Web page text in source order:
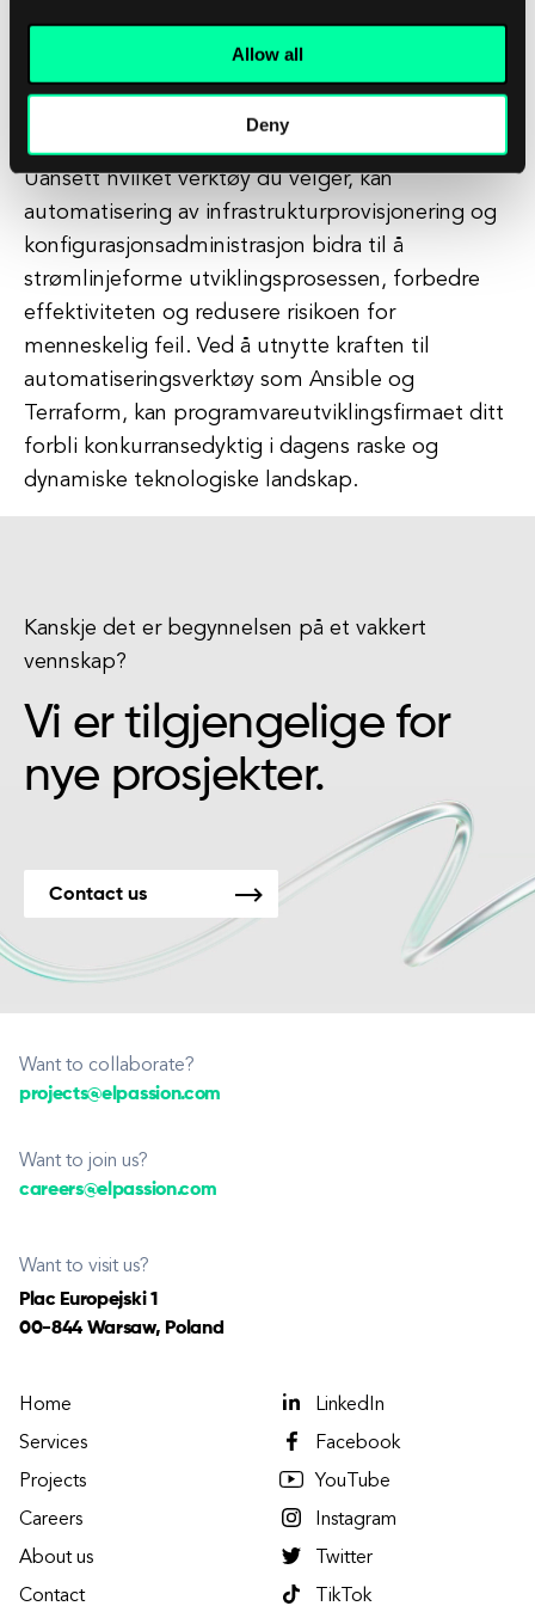
Allow all
Deny
kompleks infrastruktur på tvers av flere
skytjenesteleverandører, kan Terraform være det
Uansett hvilket verktøy du velger, kan
automatisering av infrastrukturprovisjonering og
konfigurasjonsadministrasjon bidra til å
strømlinjeforme utviklingsprosessen, forbedre
effektiviteten og redusere risikoen for
menneskelig feil. Ved å utnytte kraften til
automatiseringsverktøy som Ansible og
Terraform, kan programvareutviklingsfirmaet ditt
forbli konkurransedyktig i dagens raske og
dynamiske teknologiske landskap.
Kanskje det er begynnelsen på et vakkert
vennskap?
Vi er tilgjengelige for
nye prosjekter.
Contact us
Want to collaborate?
projects@elpassion.com
Want to join us?
careers@elpassion.com
Want to visit us?
Plac Europejski 1
00-844 Warsaw, Poland
Home
Services
Projects
Careers
About us
Contact
LinkedIn
Facebook
YouTube
Instagram
Twitter
TikTok